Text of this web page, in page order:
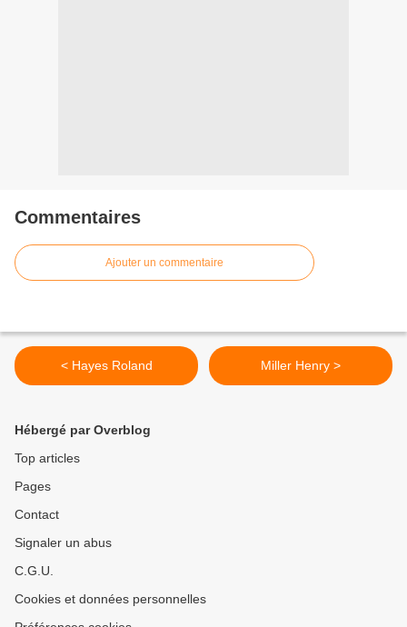
Commentaires
Ajouter un commentaire
< Hayes Roland Miller Henry >
Hébergé par Overblog
Top articles
Pages
Contact
Signaler un abus
C.G.U.
Cookies et données personnelles